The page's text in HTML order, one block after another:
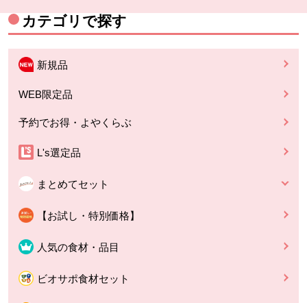
カテゴリで探す
新規品
WEB限定品
予約でお得・よやくらぶ
L's選定品
まとめてセット
【お試し・特別価格】
人気の食材・品目
ビオサポ食材セット